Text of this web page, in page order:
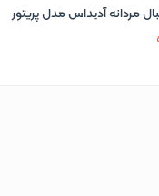
مردانه آدیداس مدل پریتور